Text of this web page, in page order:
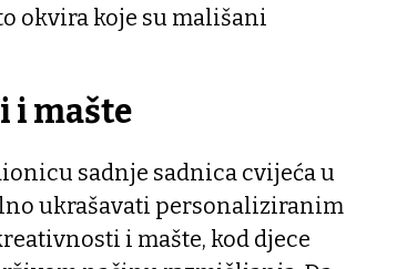
okvira koje su mališani
i mašte
sadnje sadnica cvijeća u
ukrašavati personaliziranim
i mašte, kod djece